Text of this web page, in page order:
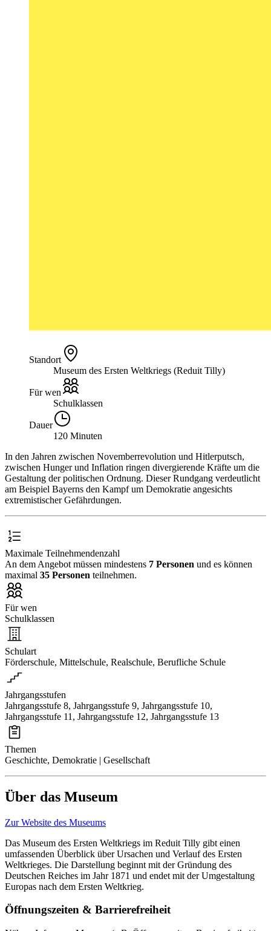
Standort
Museum des Ersten Weltkriegs (Reduit Tilly)
Für wen
Schulklassen
Dauer
120 Minuten
In den Jahren zwischen Novemberrevolution und Hitlerputsch,
zwischen Hunger und Inflation ringen divergierende Kräfte um die
Gestaltung der politischen Ordnung. Dieser Rundgang verdeutlicht
am Beispiel Bayerns den Kampf um Demokratie angesichts
extremistischer Gefährdungen.
Maximale Teilnehmendenzahl
An dem Angebot müssen mindestens 7 Personen und es können
maximal 35 Personen teilnehmen.
Für wen
Schulklassen
Schulart
Förderschule, Mittelschule, Realschule, Berufliche Schule
Jahrgangsstufen
Jahrgangsstufe 8, Jahrgangsstufe 9, Jahrgangsstufe 10,
Jahrgangsstufe 11, Jahrgangsstufe 12, Jahrgangsstufe 13
Themen
Geschichte, Demokratie | Gesellschaft
Über das Museum
Zur Website des Museums
Das Museum des Ersten Weltkriegs im Reduit Tilly gibt einen
umfassenden Überblick über Ursachen und Verlauf des Ersten
Weltkrieges. Die Darstellung beginnt mit der Gründung des
Deutschen Reiches im Jahr 1871 und endet mit der Umgestaltung
Europas nach dem Ersten Weltkrieg.
Öffnungszeiten & Barrierefreiheit